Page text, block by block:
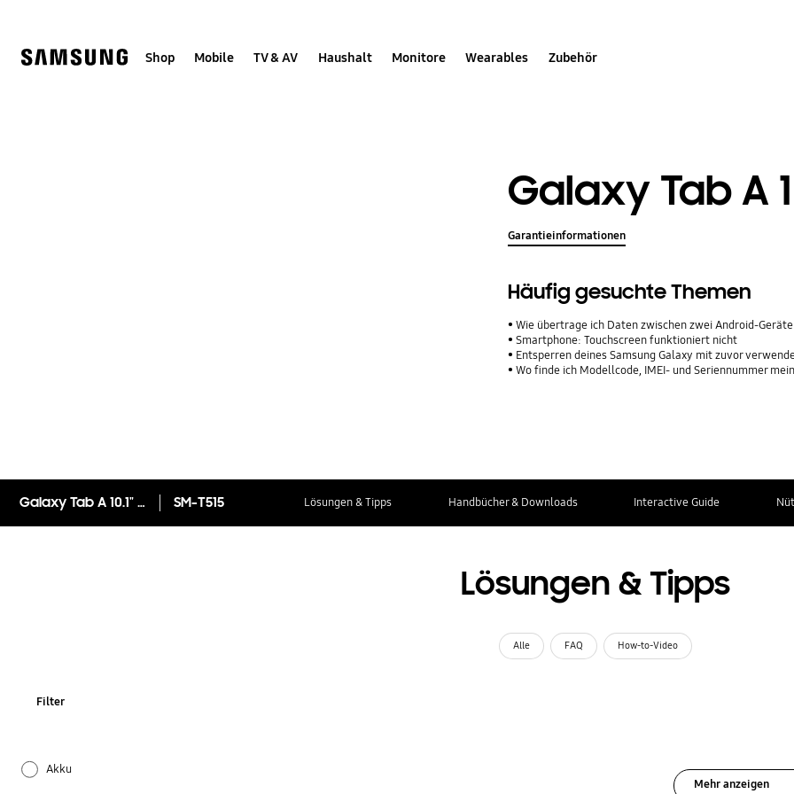
help
Shop Mobile TV & AV Haushalt Monitore Wearables Zubehör
Galaxy Tab A
Garantieinformationen
Häufig gesuchte Themen
Wie übertrage ich Daten zwischen zwei Android-
Smartphone: Touchscreen funktioniert nicht
Entsperren deines Samsung Galaxy mit zuvor
Wo finde ich Modellcode, IMEI- und Seriennummer
Galaxy Tab A 10.1" (2019) LTE SM-T515 Lösungen & Tipps Handbücher & Downloads Interactive Guide
Lösungen & Tipps
Alle FAQ How-to-Video
Filter
Akku
Mehr anzeigen